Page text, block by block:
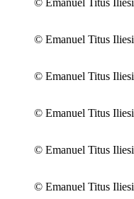
© Emanuel Titus Iliesi
© Emanuel Titus Iliesi
© Emanuel Titus Iliesi
© Emanuel Titus Iliesi
© Emanuel Titus Iliesi